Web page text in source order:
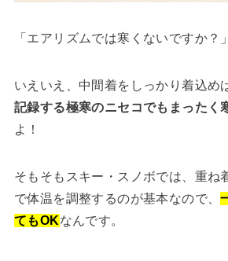
「エアリズムでは寒くないですか？」
いえいえ、中間着をしっかり着込め
記録する極寒のニセコでもまったく
よ！
そもそもスキー・スノボでは、重ね
で体温を調整するのが基本なので、
てもOKなんです。